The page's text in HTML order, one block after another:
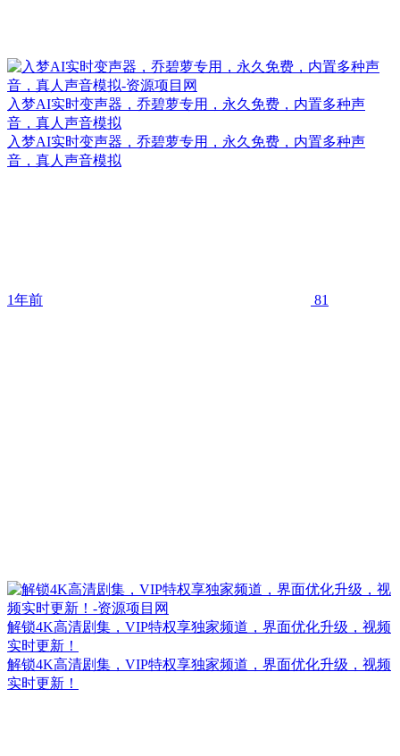
入梦AI实时变声器，乔碧萝专用，永久免费，内置多种声
音，真人声音模拟
入梦AI实时变声器，乔碧萝专用，永久免费，内置多种声
音，真人声音模拟
1年前 81
解锁4K高清剧集，VIP特权享独家频道，界面优化升级，视频
实时更新！
解锁4K高清剧集，VIP特权享独家频道，界面优化升级，视频
实时更新！